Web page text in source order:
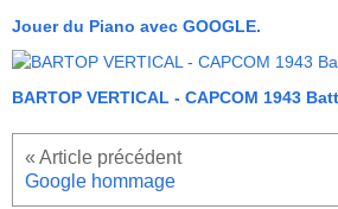
Jouer du Piano avec GOOGLE.
BARTOP VERTICAL - CAPCOM 1943
Google hommage